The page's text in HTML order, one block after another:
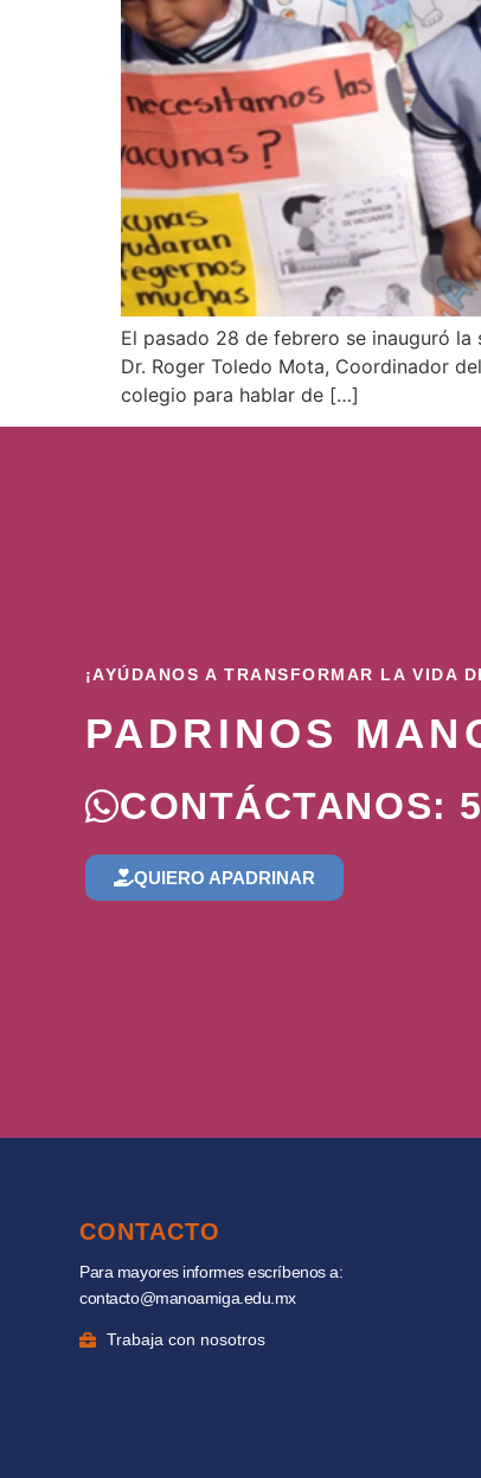
El pasado 28 de febrero se inauguró la
Dr. Roger Toledo Mota, Coordinador
colegio para hablar de […]
¡AYÚDANOS A TRANSFORMAR LA VIDA
PADRINOS
CONTÁCTANOS:
QUIERO APADRINAR
CONTACTO
Para mayores informes escríbenos a:
contacto@manoamiga.edu.mx
Trabaja con nosotros